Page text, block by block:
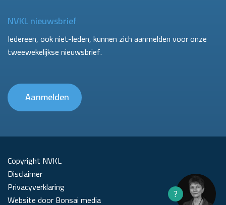
NVKL nieuwsbrief
Iedereen, ook niet-leden, kunnen zich aanmelden voor onze
tweewekelijkse nieuwsbrief.
Aanmelden
Copyright NVKL
Disclaimer
Privacyverklaring
Website door Bonsai media
?